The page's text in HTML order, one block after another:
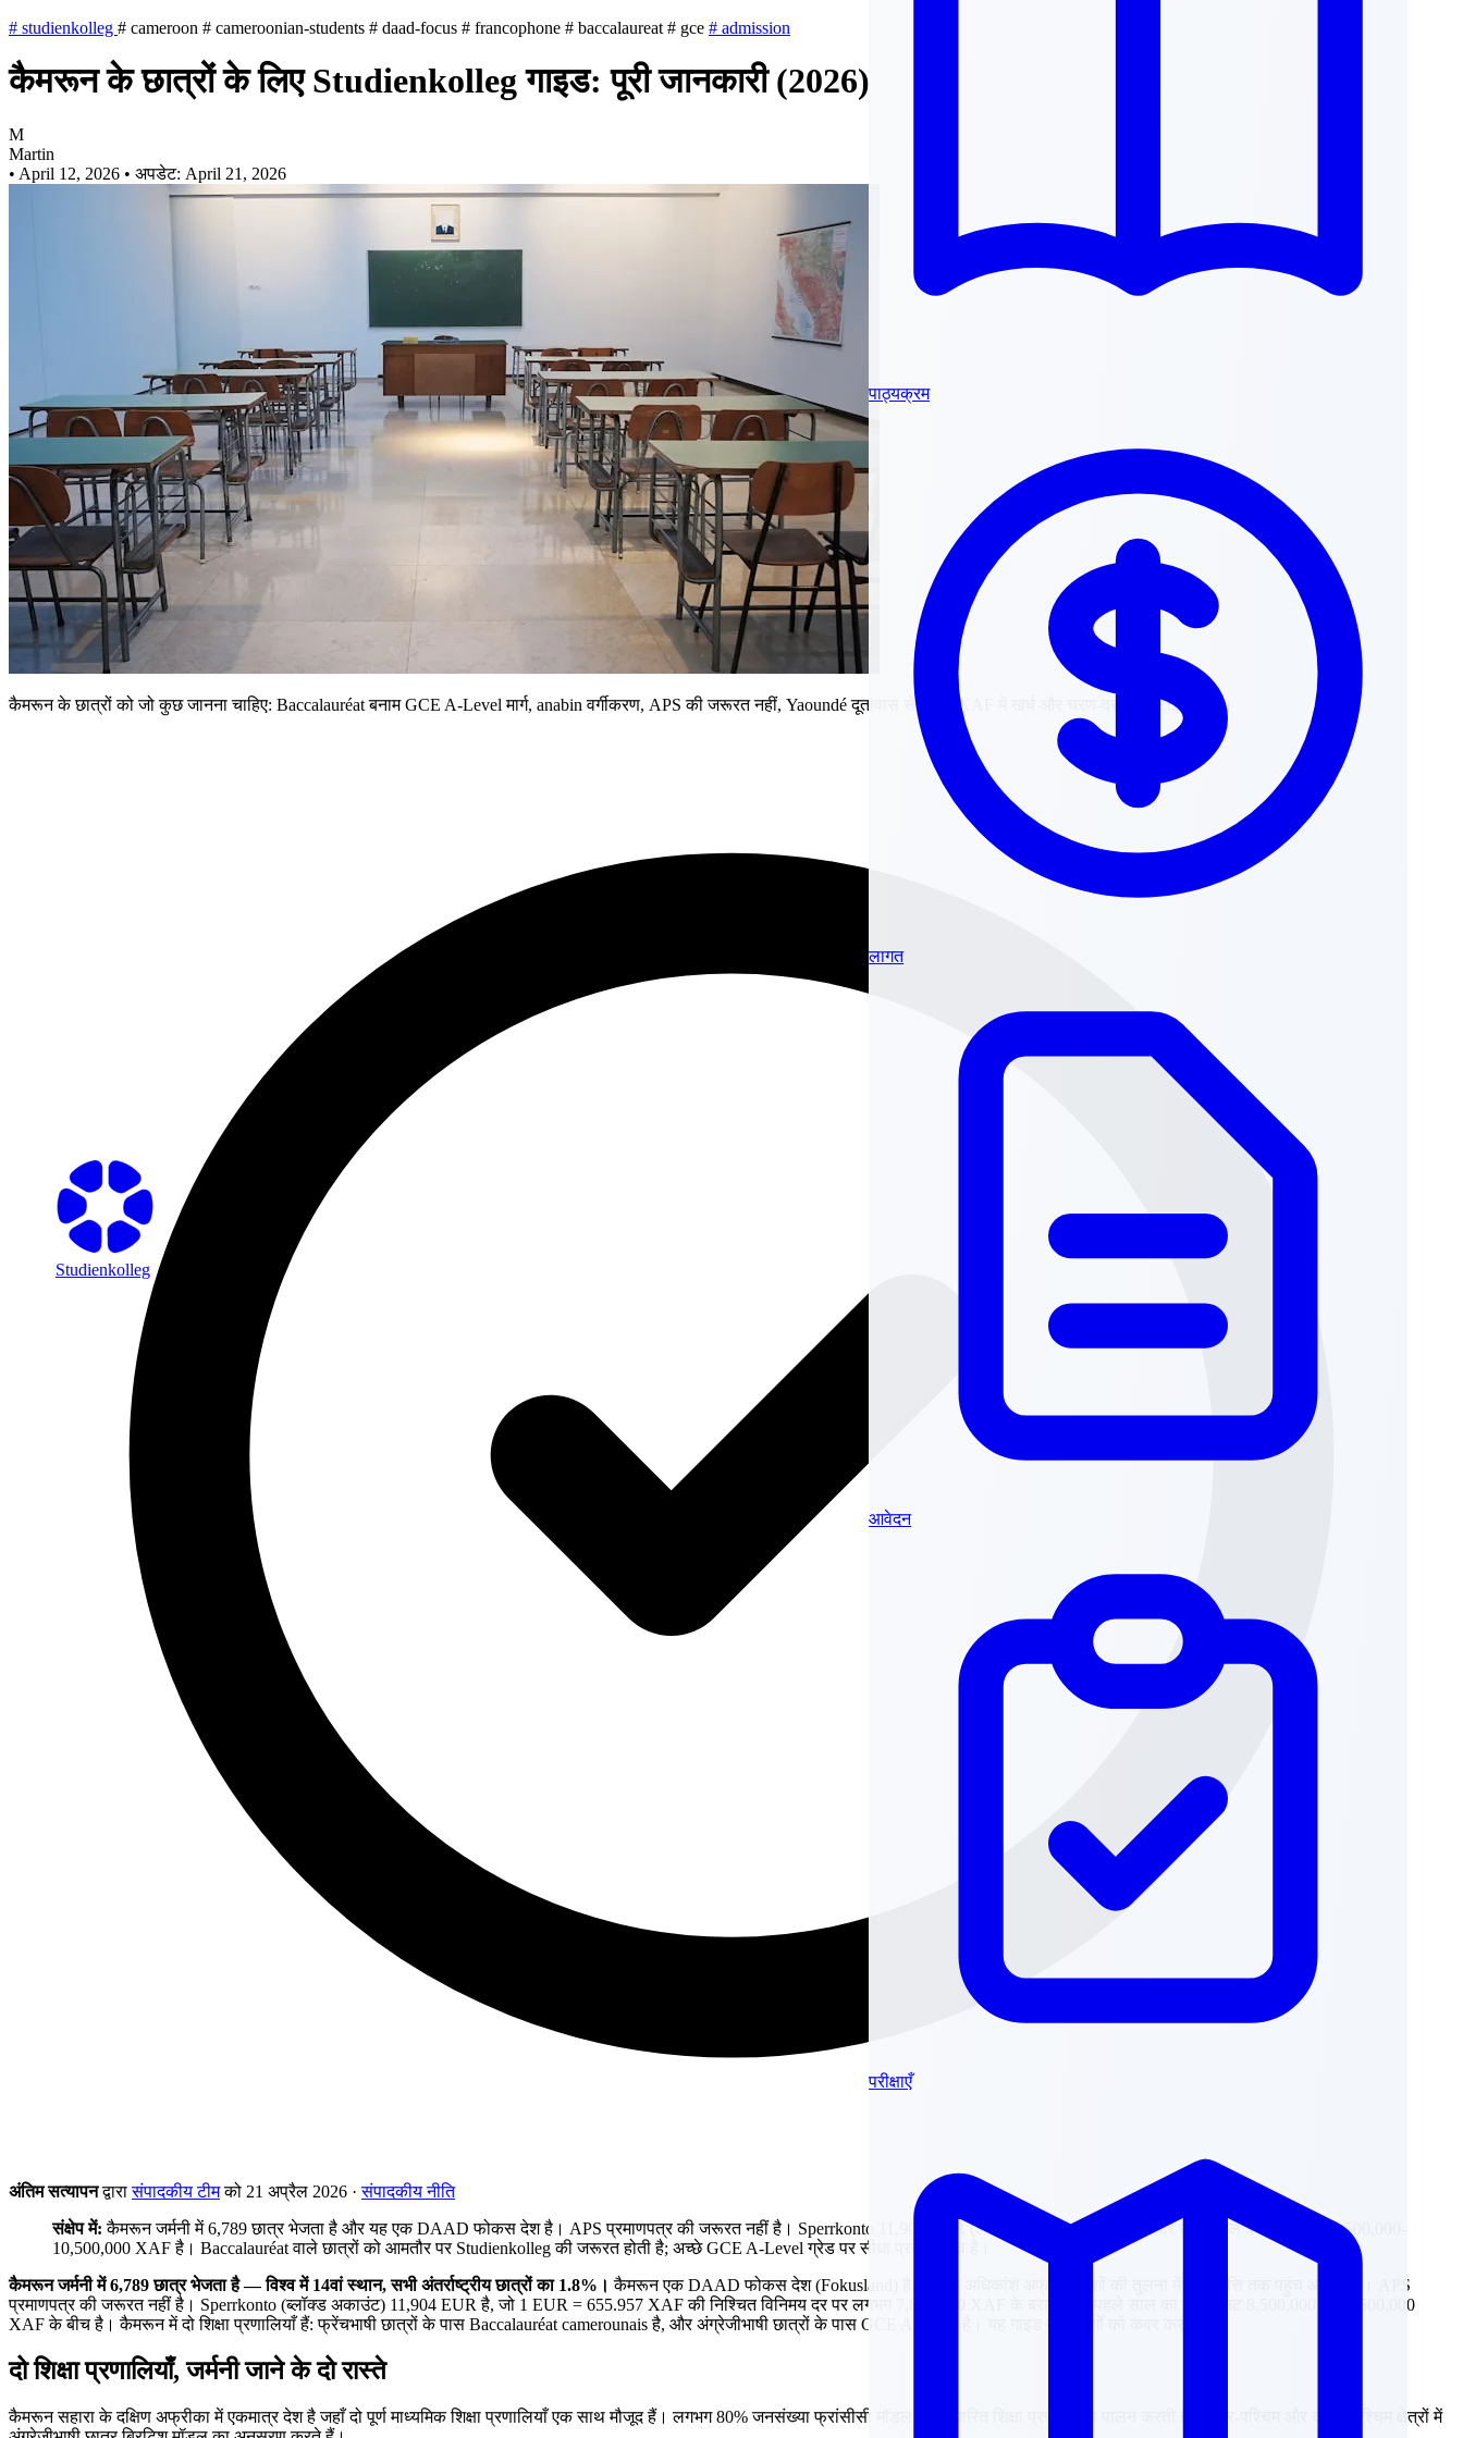
Studienkolleg
पाठ्यक्रम
लागत
आवेदन
परीक्षाएँ
# studienkolleg # cameroon # cameroonian-students # daad-focus # francophone # baccalaureat # gce # admission
कैमरून के छात्रों के लिए Studienkolleg गाइड: पूरी जानकारी (2026)
M
Martin
• April 12, 2026 • अपडेट: April 21, 2026
कैमरून के छात्रों को जो कुछ जानना चाहिए: Baccalauréat बनाम GCE A-Level मार्ग, anabin वर्गीकरण, APS की जरूरत नहीं, Yaoundé दूतावास से वीजा, XAF में खर्च और चरण-दर-चरण टाइमलाइन।
अंतिम सत्यापनद्वारासंपादकीय टीमको 21 अप्रैल 2026 ·संपादकीय नीति
संक्षेप में: कैमरून जर्मनी में 6,789 छात्र भेजता है और यह एक DAAD फोकस देश है। APS प्रमाणपत्र की जरूरत नहीं है। Sperrkonto 11,904 EUR (लगभग 7,810,000 XAF) है और पहले साल का कुल बजट 8,500,000-
10,500,000 XAF है। Baccalauréat वाले छात्रों को आमतौर पर Studienkolleg की जरूरत होती है; अच्छे GCE A-Level ग्रेड पर सीधा प्रवेश संभव है।
कैमरून जर्मनी में 6,789 छात्र भेजता है — विश्व में 14वां स्थान, सभी अंतर्राष्ट्रीय छात्रों का 1.8%। कैमरून एक DAAD फोकस देश (Fokusland) है, जिससे अधिकांश अफ्रीकी देशों की तुलना में छात्रवृत्ति तक पहुंच आसान है। APS
प्रमाणपत्र की जरूरत नहीं है। Sperrkonto (ब्लॉक्ड अकाउंट) 11,904 EUR है, जो 1 EUR = 655.957 XAF की निश्चित विनिमय दर पर लगभग 7,810,000 XAF के बराबर है। पहले साल का कुल बजट 8,500,000 से 10,500,000
XAF के बीच है। कैमरून में दो शिक्षा प्रणालियाँ हैं: फ्रेंचभाषी छात्रों के पास Baccalauréat camerounais है, और अंग्रेजीभाषी छात्रों के पास GCE A-Level है। यह गाइड दोनों मार्गों को कवर करता है।
दो शिक्षा प्रणालियाँ, जर्मनी जाने के दो रास्ते
कैमरून सहारा के दक्षिण अफ्रीका में एकमात्र देश है जहाँ दो पूर्ण माध्यमिक शिक्षा प्रणालियाँ एक साथ मौजूद हैं। लगभग 80% जनसंख्या फ्रांसीसी मॉडल पर आधारित शिक्षा प्रणाली का पालन करती है। उत्तर-पश्चिम और दक्षिण-पश्चिम क्षेत्रों में